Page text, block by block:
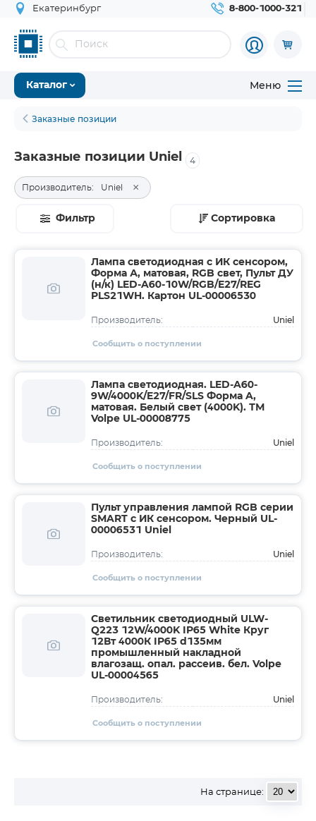
Екатеринбург 8-800-1000-321
Каталог Меню
Заказные позиции
Заказные позиции Uniel 4
Производитель: Uniel ×
Фильтр Сортировка
Лампа светодиодная с ИК сенсором,
Форма А, матовая, RGB свет, Пульт ДУ
(н/к) LED-A60-10W/RGB/E27/REG
PLS21WH. Картон UL-00006530
Производитель: Uniel
Сообщить о поступлении
Лампа светодиодная. LED-A60-
9W/4000K/E27/FR/SLS Форма A,
матовая. Белый свет (4000K). ТМ
Volpe UL-00008775
Производитель: Uniel
Сообщить о поступлении
Пульт управления лампой RGB серии
SMART c ИК сенсором. Черный UL-
00006531 Uniel
Производитель: Uniel
Сообщить о поступлении
Светильник светодиодный ULW-
Q223 12W/4000K IP65 White Круг
12Вт 4000К IP65 d135мм
промышленный накладной
влагозащ. опал. рассеив. бел. Volpe
UL-00004565
Производитель: Uniel
Сообщить о поступлении
На странице: